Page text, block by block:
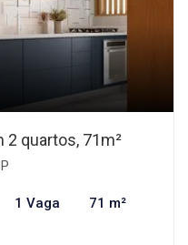
2 quartos, 71m²
1 Vaga 71 m²